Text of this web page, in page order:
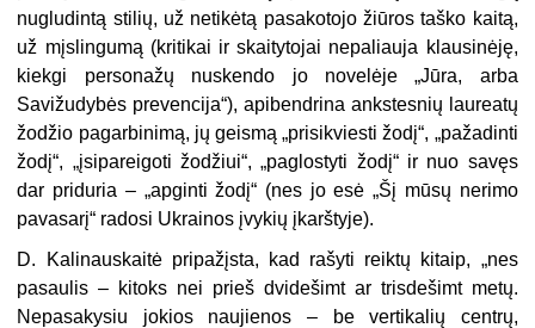
nugludintą stilių, už netikėtą pasakotojo žiūros taško kaitą,
už mįslingumą (kritikai ir skaitytojai nepaliauja klausinėję,
kiekgi personažų nuskendo jo novelėje „Jūra, arba
Savižudybės prevencija“), apibendrina ankstesnių laureatų
žodžio pagarbinimą, jų geismą „prisikviesti žodį“, „pažadinti
žodį“, „įsipareigoti žodžiui“, „paglostyti žodį“ ir nuo savęs
dar priduria – „apginti žodį“ (nes jo esė „Šį mūsų nerimo
pavasarį“ radosi Ukrainos įvykių įkarštyje).
D. Kalinauskaitė pripažįsta, kad rašyti reiktų kitaip, „nes
pasaulis – kitoks nei prieš dvidešimt ar trisdešimt metų.
Nepasakysiu jokios naujienos – be vertikalių centrų,